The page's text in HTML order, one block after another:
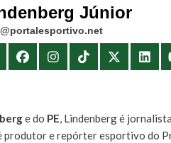
Júnior
e do PE, Lindenberg é
produtor e repórter esportivo do